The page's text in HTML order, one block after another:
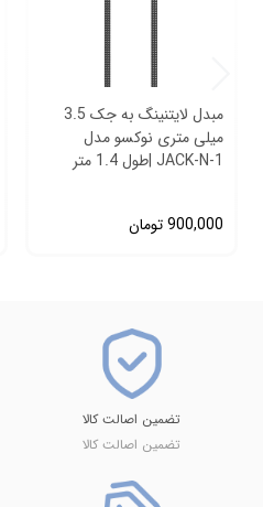
مبدل لایتنینگ به جک 3.5
میلی متری نوکسو مدل
JACK-N-1 |طول 1.4 متر
900,000تومان
تضمین اصالت کالا
تضمین اصالت کالا